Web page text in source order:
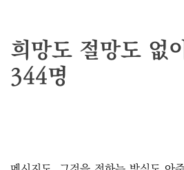
희망도 절망도 없
344명